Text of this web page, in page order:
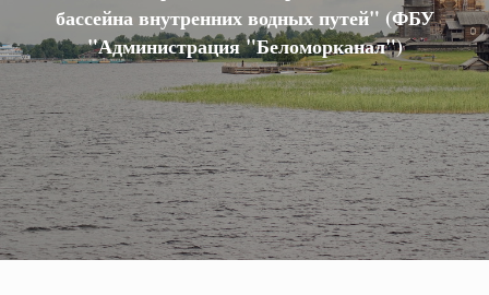
бассейна внутренних водных путей" (ФБУ
"Администрация "Беломорканал")